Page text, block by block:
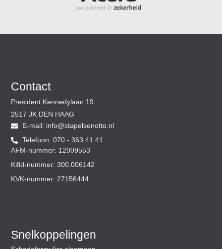
Contact
President Kennedylaan 19
2517 JK DEN HAAG
E-mail:
ln.ottoneslepats
@ofni
Telefoon: 070 - 363 41 41
AFM-nummer: 12009553
Kifid-nummer: 300.006142
KVK-nummer: 27156444
Snelkoppelingen